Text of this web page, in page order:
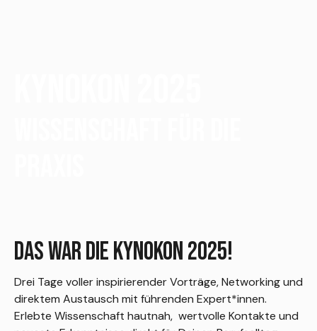
DAS WAR DIE KYNOKON 2025!
Drei Tage voller inspirierender Vorträge, Networking und
direktem Austausch mit führenden Expert*innen.
Erlebte Wissenschaft hautnah, wertvolle Kontakte und